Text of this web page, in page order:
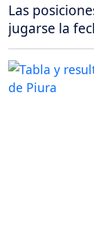
Las
jugarse la